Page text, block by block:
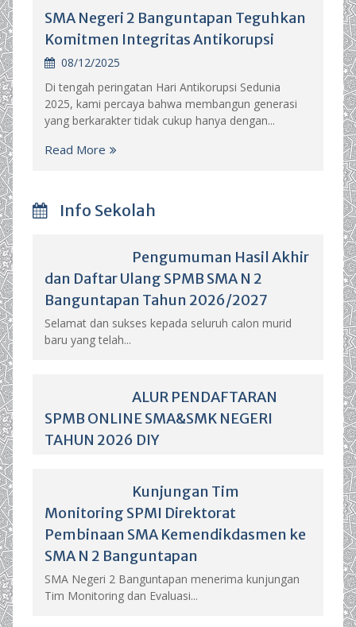
SMA Negeri 2 Banguntapan Teguhkan
Komitmen Integritas Antikorupsi
08/12/2025
Di tengah peringatan Hari Antikorupsi Sedunia
2025, kami percaya bahwa membangun generasi
yang berkarakter tidak cukup hanya dengan...
Read More
Info Sekolah
Pengumuman Hasil Akhir
dan Daftar Ulang SPMB SMA N 2
Banguntapan Tahun 2026/2027
Selamat dan sukses kepada seluruh calon murid
baru yang telah...
ALUR PENDAFTARAN
SPMB ONLINE SMA&SMK NEGERI
TAHUN 2026 DIY
Kunjungan Tim
Monitoring SPMI Direktorat
Pembinaan SMA Kemendikdasmen ke
SMA N 2 Banguntapan
SMA Negeri 2 Banguntapan menerima kunjungan
Tim Monitoring dan Evaluasi...